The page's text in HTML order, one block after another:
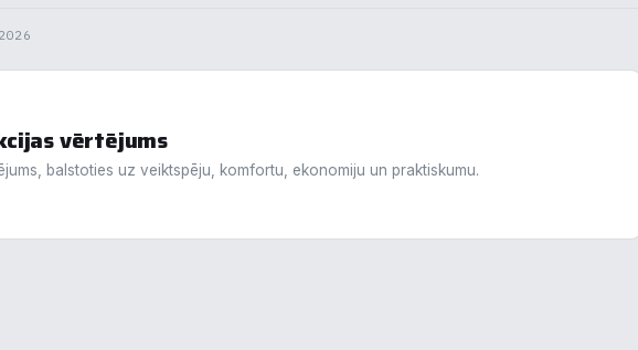
vērtējums
balstoties uz veiktspēju, komfortu, ekonomiju un praktiskumu.